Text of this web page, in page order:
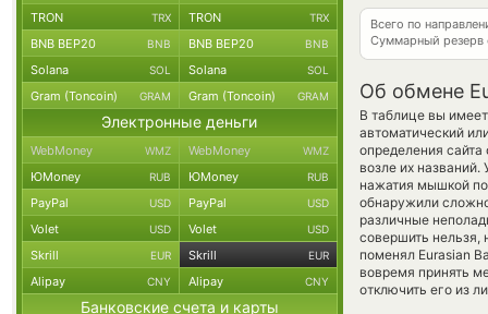
Всего по
Суммарный резерв
Об обмене
В таблице вы
автоматический
определения
возле их
нажатия мышкой
обнаружили
различные
совершить нельзя,
поменял Eurasian
вовремя принять
отключить его из
TRON TRX TRON TRX
BNB BEP20 BNB BNB BEP20 BNB
Solana SOL Solana SOL
Gram (Toncoin) GRAM Gram (Toncoin) GRAM
Электронные деньги
WebMoney WMZ WebMoney WMZ
ЮMoney RUB ЮMoney RUB
PayPal USD PayPal USD
Volet USD Volet USD
Skrill EUR Skrill EUR
Alipay CNY Alipay CNY
Банковские счета и карты